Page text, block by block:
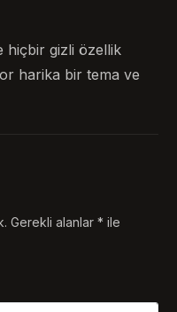
hiçbir gizli özellik
harika bir tema ve
Gerekli alanlar* ile